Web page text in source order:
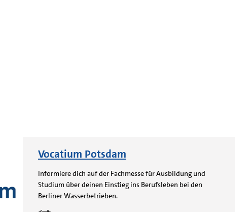
Vocatium Potsdam
Informiere dich auf der Fachmesse für Ausbildung und
Studium über deinen Einstieg ins Berufsleben bei den
Berliner Wasserbetrieben.